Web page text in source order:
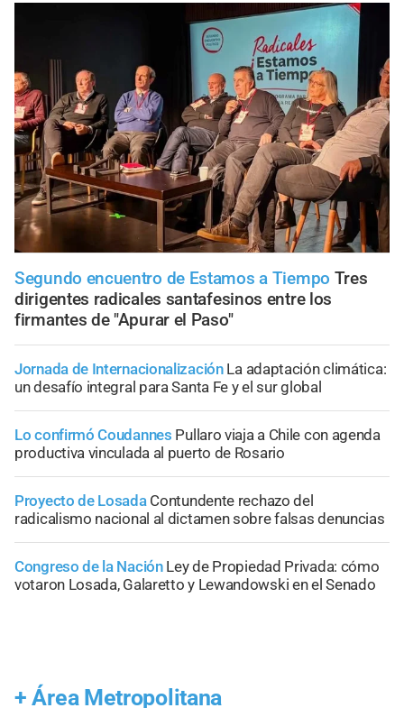
Segundo encuentro de Estamos a Tiempo Tres
dirigentes radicales santafesinos entre los
firmantes de "Apurar el Paso"
Jornada de Internacionalización La adaptación climática:
un desafío integral para Santa Fe y el sur global
Lo confirmó Coudannes Pullaro viaja a Chile con agenda
productiva vinculada al puerto de Rosario
Proyecto de Losada Contundente rechazo del
radicalismo nacional al dictamen sobre falsas denuncias
Congreso de la Nación Ley de Propiedad Privada: cómo
votaron Losada, Galaretto y Lewandowski en el Senado
+ Área Metropolitana